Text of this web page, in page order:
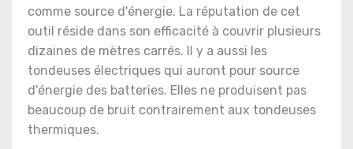
comme source d'énergie. La réputation de cet
outil réside dans son efficacité à couvrir plusieurs
dizaines de mètres carrés. Il y a aussi les
tondeuses électriques qui auront pour source
d'énergie des batteries. Elles ne produisent pas
beaucoup de bruit contrairement aux tondeuses
thermiques.